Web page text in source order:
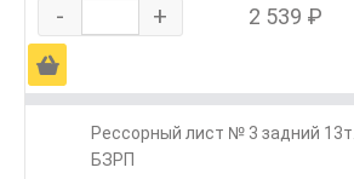
- + 2 539 ₽
Ä
Рессорный лист № 3 задний
БЗРП